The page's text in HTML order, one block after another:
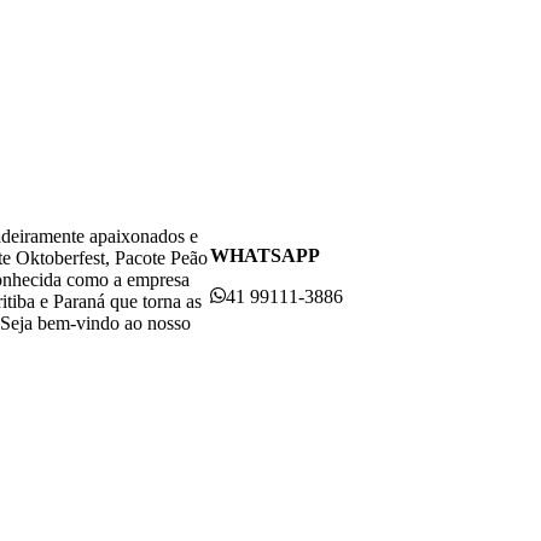
apaixonados e
Oktoberfest, Pacote Peão
como a empresa
e Paraná que torna as
bem-vindo ao nosso
WHATSAPP
41 99111-3886